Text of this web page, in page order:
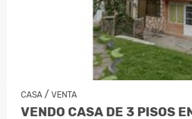
CASA / VENTA
VENDO CASA DE 3 PISOS